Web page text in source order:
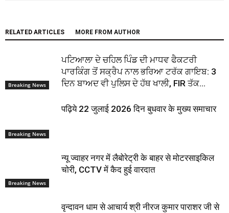
RELATED ARTICLES MORE FROM AUTHOR
Breaking News
ਪਟਿਆਲਾ ਦੇ ਚਹਿਲ ਪਿੰਡ ਦੀ ਮਾਧਵ ਫੈਕਟਰੀ
ਪਾਰਕਿੰਗ ਤੋਂ ਸਕ੍ਰੈਪ ਨਾਲ ਭਰਿਆ ਟਰੱਕ ਗਾਇਬ: 3
ਦਿਨ ਬਾਅਦ ਵੀ ਪੁਲਿਸ ਦੇ ਹੱਥ ਖਾਲੀ, FIR ਤੱਕ...
Breaking News
पढ़िये 22 जुलाई 2026 दिन बुधवार के मुख्य समाचार
Breaking News
न्यू ज्वाहर नगर में लैबोरेट्री के बाहर से मोटरसाइकिल
चोरी, CCTV में कैद हुई वारदात
वृन्दावन धाम से आचार्य श्री नीरज कुमार पाराशर जी से